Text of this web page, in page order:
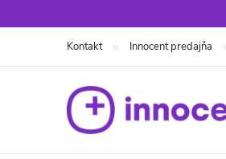
na
Kontakt Innocent predajňa